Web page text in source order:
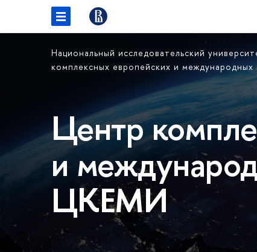
Национальный исследовательский
комплексных европейских и
Центр
и
ЦКЕМИ